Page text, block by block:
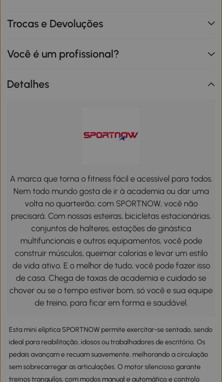
Trocas e Devoluções
Você é um profissional?
Detalhes
A marca que torna o fitness fácil e acessível para todos.
Nem todo mundo gosta de ir à academia ou dar uma
volta no quarteirão; com SPORTNOW, você não
precisará. Com nossas esteiras, bicicletas estacionárias,
conjuntos de halteres, estações de ginástica
multifuncionais e outros equipamentos, você pode
construir músculos, queimar calorias e levar um estilo
de vida ativo. E o melhor de tudo, você pode fazer isso
de casa. Chega de taxas de academia e cuidado se
chover ou se o tempo estiver bom, só você e sua equipe
de treino, para ficar em forma e saudável.
Esta mini elíptica SPORTNOW permite exercitar-se sentado, sendo
ideal para reabilitação, idosos ou trabalhadores de escritório. Os
pedais avançam e recuam suavemente, melhorando a circulação
sem sobrecarregar as articulações. O motor silencioso garante
treinos tranquilos, com modos manual e automático e controlo